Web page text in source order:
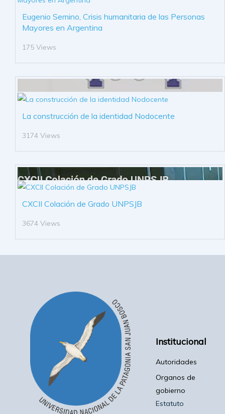
Eugenio Semino, Crisis humanitaria de las Personas
Mayores en Argentina
175 Views
La construcción de la identidad Nodocente
3174 Views
CXCII Colación de Grado UNPSJB
3674 Views
Institucional
Autoridades
Organos de
gobierno
Estatuto